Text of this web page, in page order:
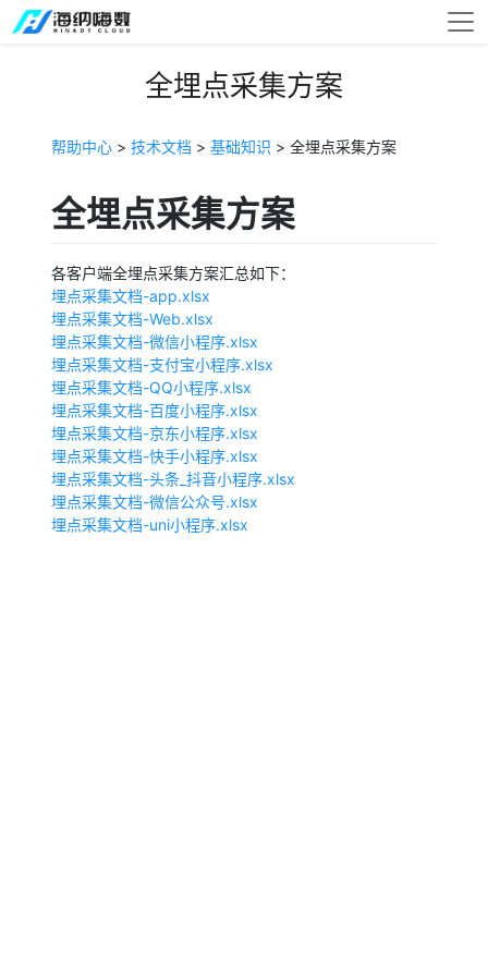
全埋点采集方案
帮助中心 >技术文档 >基础知识 > 全埋点采集方案
全埋点采集方案
各客户端全埋点采集方案汇总如下：
埋点采集文档-app.xlsx
埋点采集文档-Web.xlsx
埋点采集文档-微信小程序.xlsx
埋点采集文档-支付宝小程序.xlsx
埋点采集文档-QQ小程序.xlsx
埋点采集文档-百度小程序.xlsx
埋点采集文档-京东小程序.xlsx
埋点采集文档-快手小程序.xlsx
埋点采集文档-头条_抖音小程序.xlsx
埋点采集文档-微信公众号.xlsx
埋点采集文档-uni小程序.xlsx